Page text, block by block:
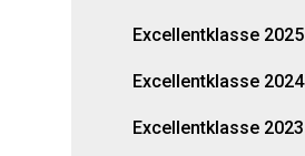
Excellentklasse 2025
Excellentklasse 2024
Excellentklasse 2023